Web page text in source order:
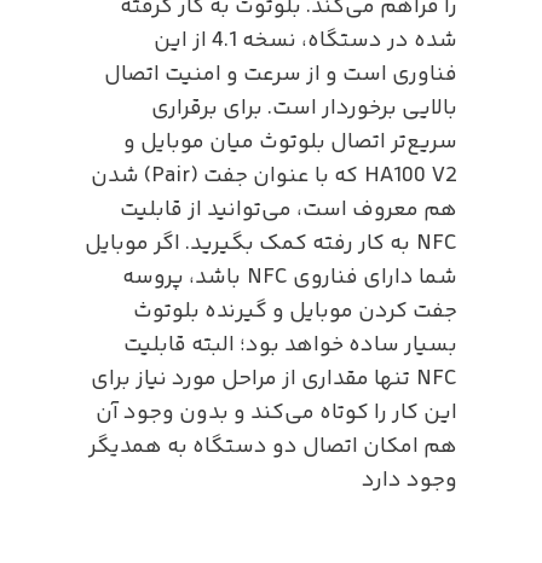
را فراهم می‌کند. بلوتوث به کار گرفته
شده در دستگاه، نسخه 4.1 از این
فناوری است و از سرعت و امنیت اتصال
بالایی برخوردار است. برای برقراری
سریع‌تر اتصال بلوتوث میان موبایل و
HA100 V2 که با عنوان جفت (Pair) شدن
هم معروف است، می‌توانید از قابلیت
NFC به کار رفته کمک بگیرید. اگر موبایل
شما دارای فناروی NFC باشد، پروسه
جفت کردن موبایل و گیرنده بلوتوث
بسیار ساده خواهد بود؛ البته قابلیت
NFC تنها مقداری از مراحل مورد نیاز برای
این کار را کوتاه می‌کند و بدون وجود آن
هم امکان اتصال دو دستگاه به همدیگر
وجود دارد